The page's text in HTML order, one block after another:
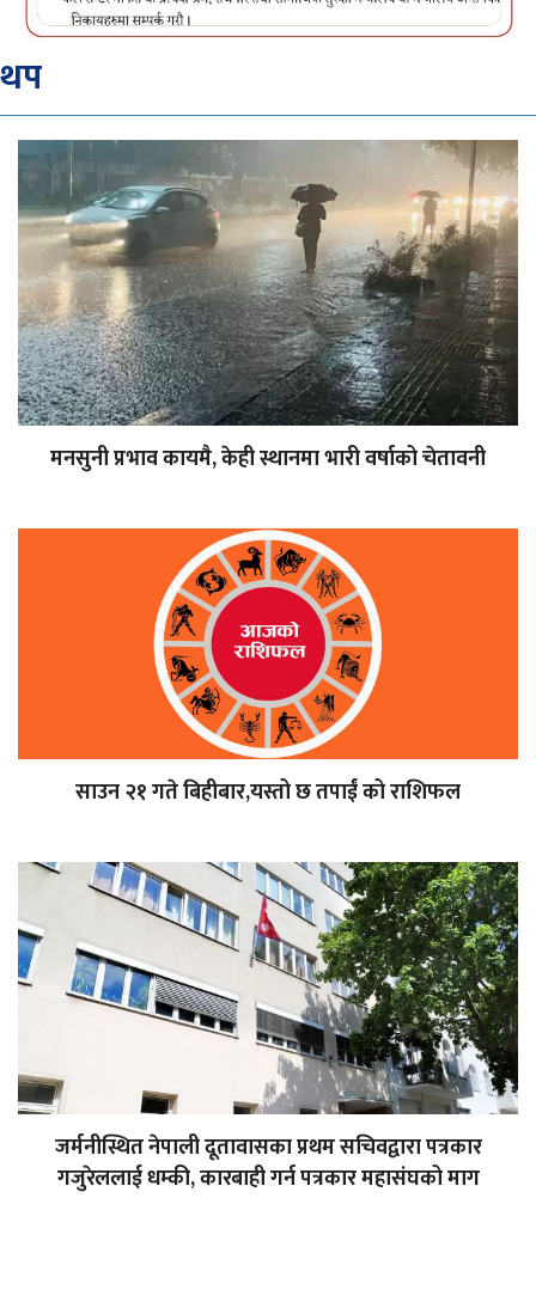
थप
मनसुनी प्रभाव कायमै, केही स्थानमा भारी वर्षाको चेतावनी
साउन २१ गते बिहीबार,यस्तो छ तपाईं को राशिफल
जर्मनीस्थित नेपाली दूतावासका प्रथम सचिवद्वारा पत्रकार
गजुरेललाई धम्की, कारबाही गर्न पत्रकार महासंघको माग